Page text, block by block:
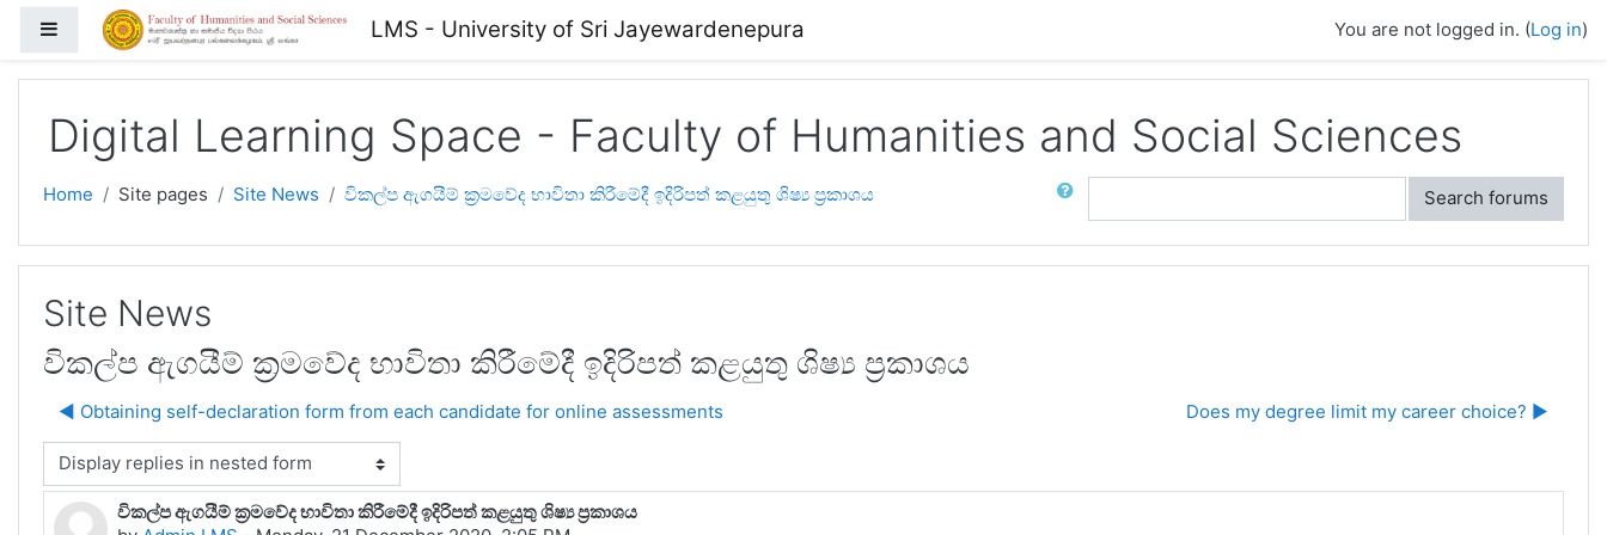
Skip to main content
Side panel LMS - University of Sri Jayewardenepura You are not logged in. (Log in)
Digital Learning Space - Faculty of Humanities and Social Sciences
Home Site pages Site News විකල්ප ඇගයීම් ක්‍රමවේද භාවිතා කිරීමේදී ඉදිරිපත් කළයුතු ශිෂ්‍ය ප්‍රකාශය
Search forums
Site News
විකල්ප ඇගයීම් ක්‍රමවේද භාවිතා කිරීමේදී ඉදිරිපත් කළයුතු ශිෂ්‍ය ප්‍රකාශය
◀︎ Obtaining self-declaration form from each candidate for online assessments Does my degree limit my career choice? ▶︎
mode
විකල්ප ඇගයීම් ක්‍රමවේද භාවිතා කිරීමේදී ඉදිරිපත් කළයුතු ශිෂ්‍ය ප්‍රකාශය
Number of replies: 0